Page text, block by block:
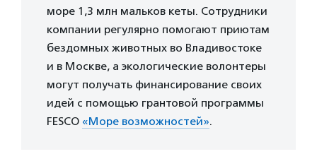
море 1,3 млн мальков кеты. Сотрудники
компании регулярно помогают приютам
бездомных животных во Владивостоке
и в Москве, а экологические волонтеры
могут получать финансирование своих
идей с помощью грантовой программы
FESCO «Море возможностей».